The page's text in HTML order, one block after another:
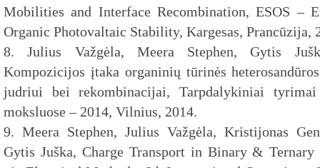
Mobilities and Interface Recombination, ESOS –
Organic Photovaltaic Stability, Kargesas, Prancūzija,
8. Julius Važgėla, Meera Stephen, Gytis
Kompozicijos įtaka organinių tūrinės
judriui bei rekombinacijai, Tarpdalykiniai
moksluose – 2014, Vilnius, 2014.
9. Meera Stephen, Julius Važgėla, Kristijonas
Gytis Juška, Charge Transport in Binary & Ternary